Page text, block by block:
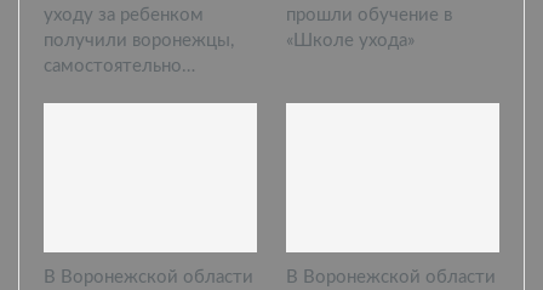
уходу за ребенком
получили воронежцы,
самостоятельно…
прошли обучение в
«Школе ухода»
В Воронежской области
В Воронежской области